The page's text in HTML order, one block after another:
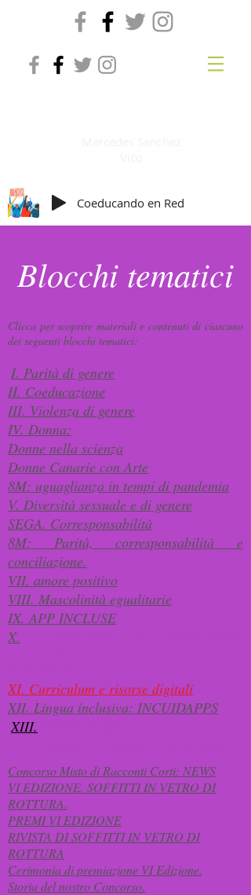
Coeducando en Red
Blocchi tematici
Clicca per scoprire materiali e contenuti di ciascuno
dei seguenti blocchi tematici:
I. Parità di genere
II. Coeducazione
III. Violenza di genere
IV. Donna:
Donne nella scienza
Donne Canarie con Arte
8M: uguaglianza in tempi di pandemia
V. Diversità sessuale e di genere
SEGA. Corresponsabilità
8M: Parità, corresponsabilità e
conciliazione.
VII. amore positivo
VIII. Mascolinità egualitarie
IX. APP INCLUSE
X.
XI. Curriculum e risorse digitali
XII. Lingua inclusiva: INCUIDAPPS
​​XIII.
Concorso Misto di Racconti Corti: NEWS
VI EDIZIONE. SOFFITTI IN VETRO DI
ROTTURA.
PREMI VI EDIZIONE
RIVISTA DI SOFFITTI IN VETRO DI
ROTTURA
Cerimonia di premiazione VI Edizione.
Storia del nostro Concorso.